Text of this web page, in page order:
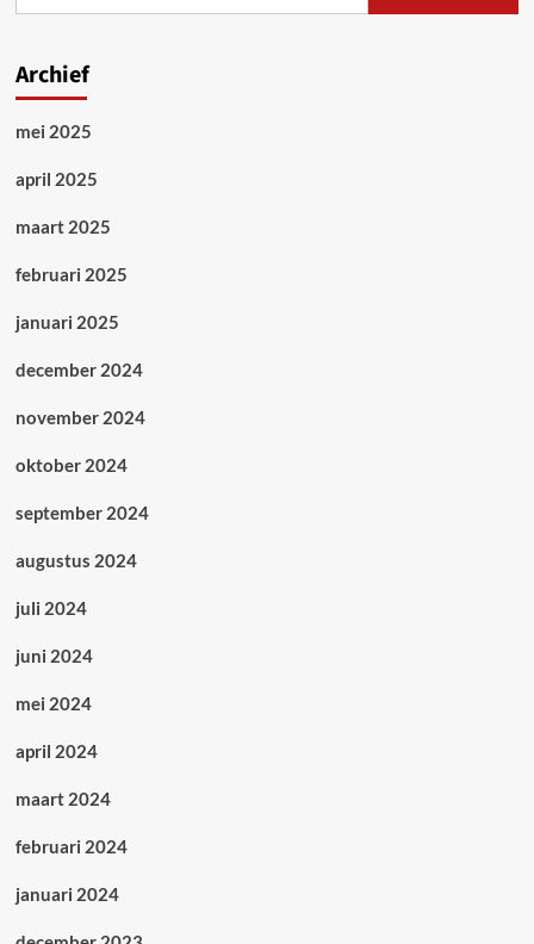
Archief
mei 2025
april 2025
maart 2025
februari 2025
januari 2025
december 2024
november 2024
oktober 2024
september 2024
augustus 2024
juli 2024
juni 2024
mei 2024
april 2024
maart 2024
februari 2024
januari 2024